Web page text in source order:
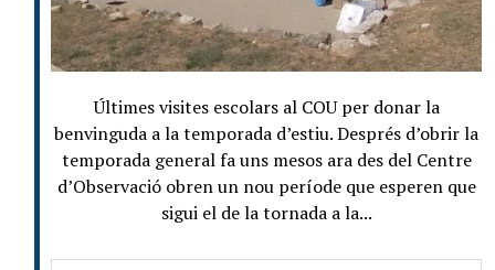
Últimes visites escolars al COU per donar la
benvinguda a la temporada d’estiu. Després d’obrir la
temporada general fa uns mesos ara des del Centre
d’Observació obren un nou període que esperen que
sigui el de la tornada a la...